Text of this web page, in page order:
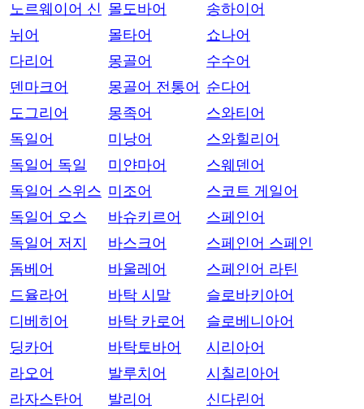
노르웨이어 신
뉘어
다리어
덴마크어
도그리어
독일어
독일어 독일
독일어 스위스
독일어 오스
독일어 저지
돔베어
드율라어
디베히어
딩카어
라오어
라자스탄어
몰도바어
몰타어
몽골어
몽골어 전통어
몽족어
미낭어
미얀마어
미조어
바슈키르어
바스크어
바울레어
바탁 시말
바탁 카로어
바탁토바어
발루치어
발리어
송하이어
쇼나어
수수어
순다어
스와티어
스와힐리어
스웨덴어
스코트 게일어
스페인어
스페인어 스페인
스페인어 라틴
슬로바키아어
슬로베니아어
시리아어
시칠리아어
신다린어